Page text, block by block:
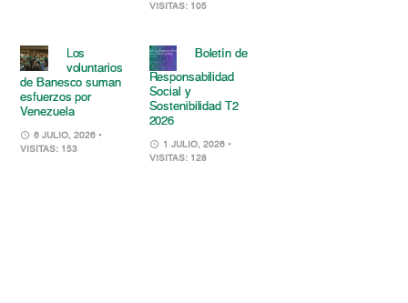
VISITAS: 105
Los
voluntarios
de Banesco suman
esfuerzos por
Venezuela
6 JULIO, 2026 •
VISITAS: 153
Boletín de
Responsabilidad
Social y
Sostenibilidad T2
2026
1 JULIO, 2026 •
VISITAS: 128